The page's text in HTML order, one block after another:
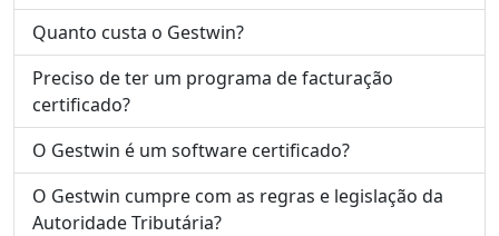
Quanto custa o Gestwin?
Preciso de ter um programa de facturação
certificado?
O Gestwin é um software certificado?
O Gestwin cumpre com as regras e legislação da
Autoridade Tributária?